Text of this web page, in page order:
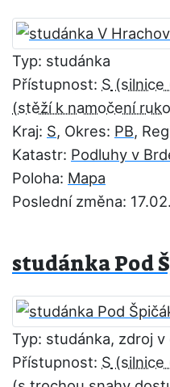
Typ: studánka
Přístupnost: S
Kraj: S, Okres: PB,
Katastr: Podluhy v
Poloha: Mapa
Poslední změna:
studánka Pod
Typ: studánka, zdroj
Přístupnost: S